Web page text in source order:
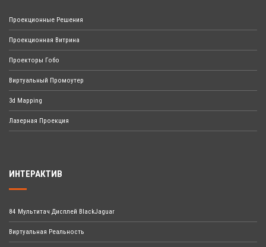
Проекционные Решения
Проекционная Витрина
Проекторы Гобо
Виртуальный Промоутер
3d Mapping
Лазерная Проекция
ИНТЕРАКТИВ
84 Мультитач Дисплей BlackJaguar
Виртуальная Реальность